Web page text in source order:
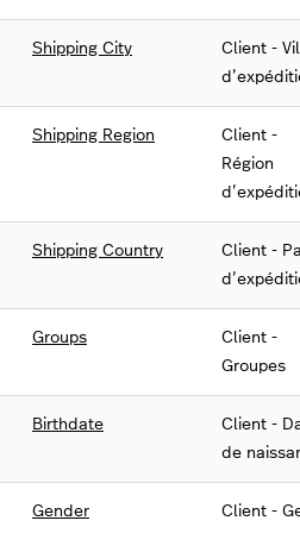
Shipping City
Client -
Shipping Region
Client -
Région
Shipping Country
Client -
Groups
Client -
Groupes
Birthdate
Client -
de
Gender Client -